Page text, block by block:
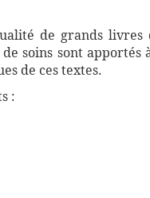
de grands
soins sont
de ces textes.
: